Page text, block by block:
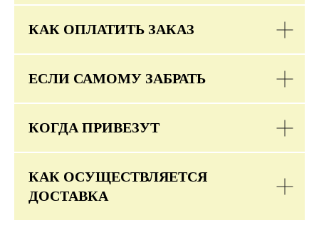
КАК ОПЛАТИТЬ ЗАКАЗ
ЕСЛИ САМОМУ ЗАБРАТЬ
КОГДА ПРИВЕЗУТ
КАК ОСУЩЕСТВЛЯЕТСЯ
ДОСТАВКА